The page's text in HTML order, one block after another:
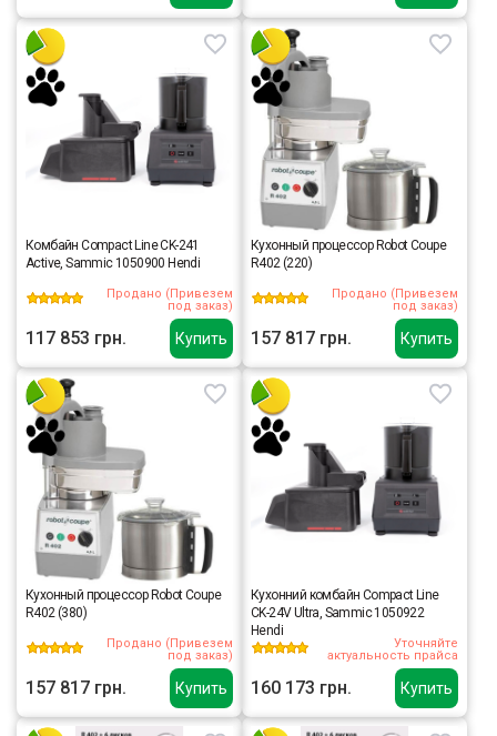
Купить
Комбайн Compact Line CK-241
Active, Sammic 1050900 Hendi
Продано (Привезем
под заказ)
117 853 грн. Купить
Кухонный процессор Robot Coupe
R402 (220)
Продано (Привезем
под заказ)
157 817 грн.
Купить
Кухонный процессор Robot Coupe
R402 (380)
Продано (Привезем
под заказ)
157 817 грн. Купить
Кухонний комбайн Compact Line
CK-24V Ultra, Sammic 1050922
Hendi
Уточняйте
актуальность прайса
160 173 грн.